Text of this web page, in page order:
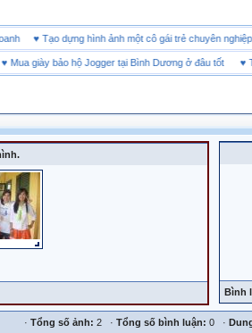
doanh ♥Tạo dựng hình ảnh một cô gái trẻ chuyên
Mua giày bảo hộ Jogger tại Bình Dương ở đâu tốt♥
Bình
· Tổng số ảnh: 2 · Tổng số bình luận: 0 ·